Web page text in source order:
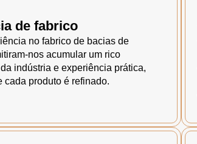
de fabrico
no fabrico de bacias de
nos acumular um rico
indústria e experiência prática,
cada produto é refinado.